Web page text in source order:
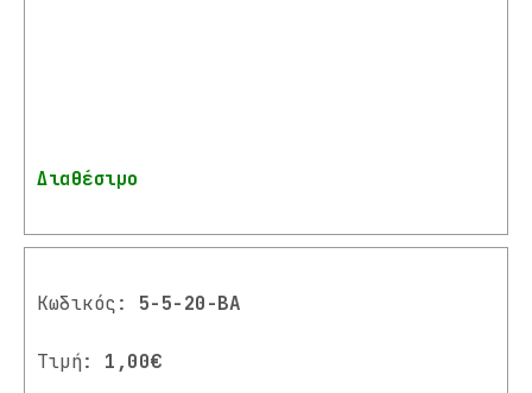
Διαθέσιμο
Κωδικός: 5-5-20-BA
Τιμή: 1,00€